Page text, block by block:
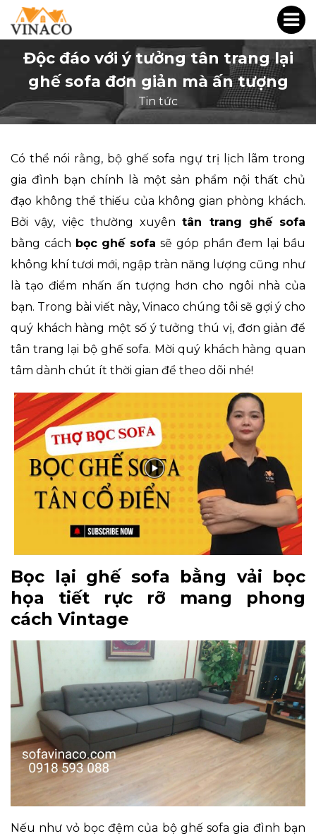
Độc đáo với ý tưởng tân trang lại
ghế sofa đơn giản mà ấn tượng
Tin tức
Có thể nói rằng, bộ ghế sofa ngự trị lịch lãm trong
gia đình bạn chính là một sản phẩm nội thất chủ
đạo không thể thiếu của không gian phòng khách.
Bởi vậy, việc thường xuyêntân trang ghế sofa
bằng cách bọc ghế sofa sẽ góp phần đem lại bầu
không khí tươi mới, ngập tràn năng lượng cũng như
là tạo điểm nhấn ấn tượng hơn cho ngôi nhà của
bạn. Trong bài viết này, Vinaco chúng tôi sẽ gợi ý cho
quý khách hàng một số ý tưởng thú vị, đơn giản để
tân trang lại bộ ghế sofa. Mời quý khách hàng quan
tâm dành chút ít thời gian để theo dõi nhé!
Bọc lại ghế sofa bằng vải bọc
họa tiết rực rỡ mang phong
cách Vintage
Nếu như vỏ bọc đệm của bộ ghế sofa gia đình bạn